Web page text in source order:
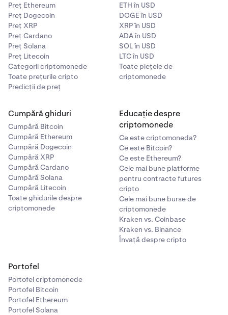
Preț Ethereum
Preț Dogecoin
Preț XRP
Preț Cardano
Preț Solana
Preț Litecoin
Categorii criptomonede
Toate prețurile cripto
Predicții de preț
ETH în USD
DOGE în USD
XRP în USD
ADA în USD
SOL în USD
LTC în USD
Toate piețele de
criptomonede
Cumpără ghiduri
Cumpără Bitcoin
Cumpără Ethereum
Cumpără Dogecoin
Cumpără XRP
Cumpără Cardano
Cumpără Solana
Cumpără Litecoin
Toate ghidurile despre
criptomonede
Educație despre
criptomonede
Ce este criptomoneda?
Ce este Bitcoin?
Ce este Ethereum?
Cele mai bune platforme
pentru contracte futures
cripto
Cele mai bune burse de
criptomonede
Kraken vs. Coinbase
Kraken vs. Binance
Învață despre cripto
Portofel
Portofel criptomonede
Portofel Bitcoin
Portofel Ethereum
Portofel Solana